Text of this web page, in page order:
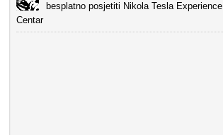
besplatno posjetiti Nikola Tesla Experience
Centar